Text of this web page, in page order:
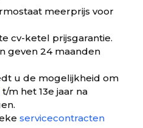
meerprijs voor
cv-ketel prijsgarantie.
geven 24 maanden
u de mogelijkheid om
t/m het 13e jaar na
servicecontracten